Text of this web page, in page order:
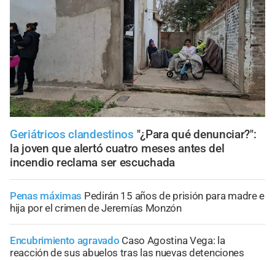
Geriátricos clandestinos "¿Para qué denunciar?":
la joven que alertó cuatro meses antes del
incendio reclama ser escuchada
Penas máximas Pedirán 15 años de prisión para madre e
hija por el crimen de Jeremías Monzón
Encubrimiento agravado Caso Agostina Vega: la
reacción de sus abuelos tras las nuevas detenciones